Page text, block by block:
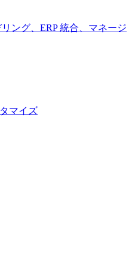
ング、ERP 統合、マネージ
マイズ